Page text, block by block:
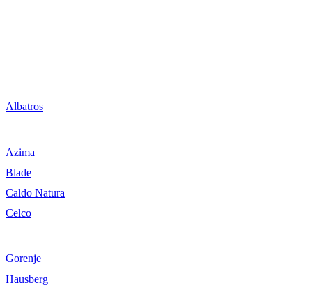
Albatros
Azima
Blade
Caldo Natura
Celco
Gorenje
Hausberg